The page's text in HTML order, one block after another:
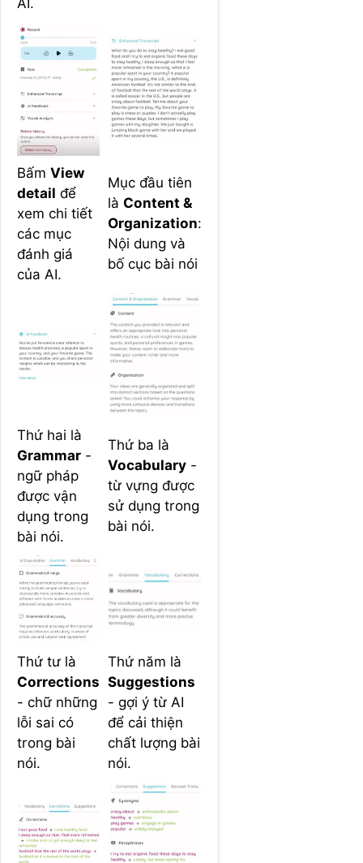
AI.
Bấm View
detail để
xem chi tiết
các mục
đánh giá
của AI.
Mục đầu tiên
là Content &
Organization:
Nội dung và
bố cục bài nói
Thứ hai là
Grammar -
ngữ pháp
được vận
dụng trong
bài nói.
Thứ ba là
Vocabulary -
từ vựng được
sử dụng trong
bài nói.
Thứ tư là
Corrections
- chữ những
lỗi sai có
trong bài
nói.
Thứ năm là
Suggestions
- gợi ý từ AI
để cải thiện
chất lượng bài
nói.